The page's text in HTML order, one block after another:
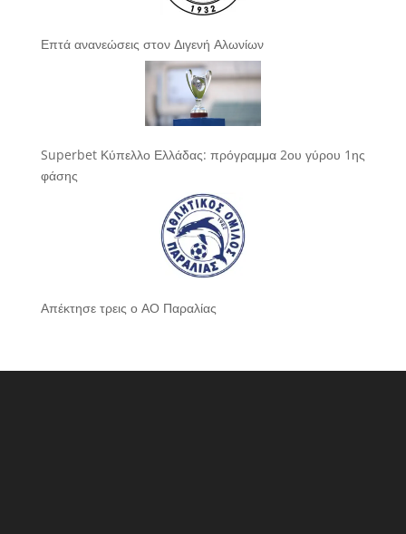
Επτά ανανεώσεις στον Διγενή Αλωνίων
Superbet Κύπελλο Ελλάδας: πρόγραμμα 2ου γύρου 1ης
φάσης
Απέκτησε τρεις ο ΑΟ Παραλίας